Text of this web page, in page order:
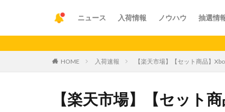
ニュース 入荷情報 ノウハウ 抽選情
【重要】
HOME 入荷速報 【楽天市場】【セット商品】
【楽天市場】【セット